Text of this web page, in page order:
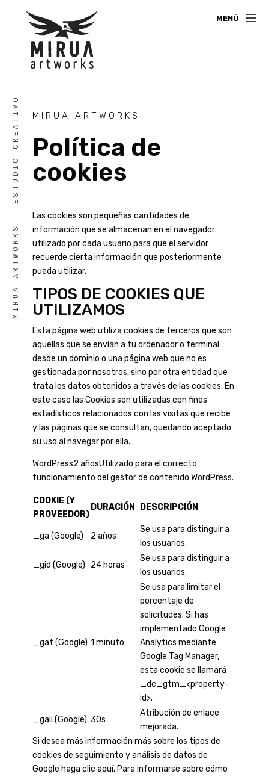
MIRUA ARTWORKS · ESTUDIO CREATIVO
MENÚ
MIRUA ARTWORKS
Política de
cookies
Las cookies son pequeñas cantidades de
información que se almacenan en el navegador
utilizado por cada usuario para que el servidor
recuerde cierta información que posteriormente
pueda utilizar.
TIPOS DE COOKIES QUE
UTILIZAMOS
Esta página web utiliza cookies de terceros que son
aquellas que se envían a tu ordenador o terminal
desde un dominio o una página web que no es
gestionada por nosotros, sino por otra entidad que
trata los datos obtenidos a través de las cookies. En
este caso las Cookies son utilizadas con fines
estadísticos relacionados con las visitas que recibe
y las páginas que se consultan, quedando aceptado
su uso al navegar por ella.
WordPress2 añosUtilizado para el correcto
funcionamiento del gestor de contenido WordPress.
COOKIE (Y
PROVEEDOR)
DURACIÓN DESCRIPCIÓN
_ga (Google) 2 años
Se usa para distinguir a
los usuarios.
_gid (Google) 24 horas
Se usa para distinguir a
los usuarios.
_gat (Google) 1 minuto
Se usa para limitar el
porcentaje de
solicitudes. Si has
implementado Google
Analytics mediante
Google Tag Manager,
esta cookie se llamará
_dc_gtm_<property-
id>.
_gali (Google) 30s
Atribución de enlace
mejorada.
Si desea más información más sobre los tipos de
cookies de seguimiento y análisis de datos de
Google haga clic aquí. Para informarse sobre cómo